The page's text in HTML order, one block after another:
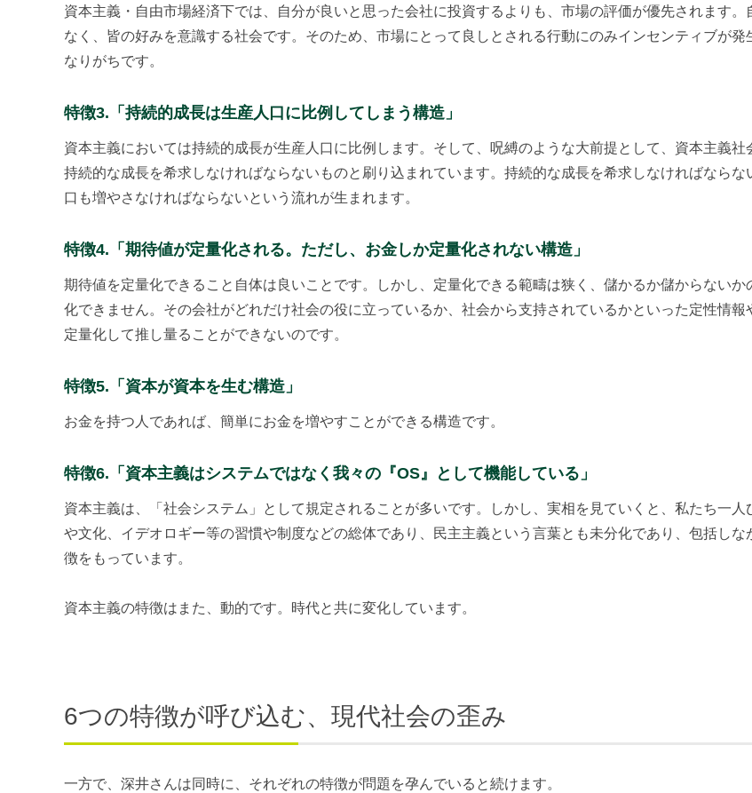
資本主義・自由市場経済下では、自分が良いと思った会社に投資するよりも、市場の評価が優先されます。
なく、皆の好みを意識する社会です。そのため、市場にとって良しとされる行動にのみインセンティブが発
なりがちです。
特徴3.「持続的成長は生産人口に比例してしまう構造」
資本主義においては持続的成長が生産人口に比例します。そして、呪縛のような大前提として、資本主義社
持続的な成長を希求しなければならないものと刷り込まれています。持続的な成長を希求しなければならな
口も増やさなければならないという流れが生まれます。
特徴4.「期待値が定量化される。ただし、お金しか定量化されない構造」
期待値を定量化できること自体は良いことです。しかし、定量化できる範疇は狭く、儲かるか儲からないか
化できません。その会社がどれだけ社会の役に立っているか、社会から支持されているかといった定性情報
定量化して推し量ることができないのです。
特徴5.「資本が資本を生む構造」
お金を持つ人であれば、簡単にお金を増やすことができる構造です。
特徴6.「資本主義はシステムではなく我々の『OS』として機能している」
資本主義は、「社会システム」として規定されることが多いです。しかし、実相を見ていくと、私たち一人
や文化、イデオロギー等の習慣や制度などの総体であり、民主主義という言葉とも未分化であり、包括しな
徴をもっています。
資本主義の特徴はまた、動的です。時代と共に変化しています。
6つの特徴が呼び込む、現代社会の歪み
一方で、深井さんは同時に、それぞれの特徴が問題を孕んでいると続けます。